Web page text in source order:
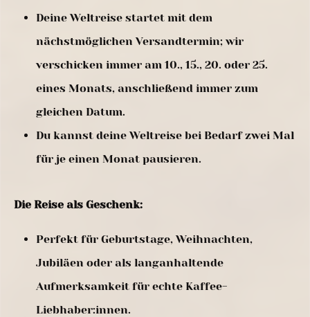
Deine Weltreise startet mit dem
nächstmöglichen Versandtermin; wir
verschicken immer am 10., 15., 20. oder 25.
eines Monats, anschließend immer zum
gleichen Datum.
Du kannst deine Weltreise bei Bedarf zwei Mal
für je einen Monat pausieren.
Die Reise als Geschenk:
Perfekt für Geburtstage, Weihnachten,
Jubiläen oder als langanhaltende
Aufmerksamkeit für echte Kaffee-
Liebhaber:innen.